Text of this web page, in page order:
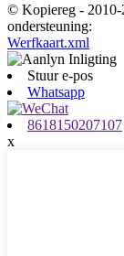
© Kopiereg - 2010-
ondersteuning:
Werfkaart.xml
Stuur e-pos
Whatsapp
8618150207107
x